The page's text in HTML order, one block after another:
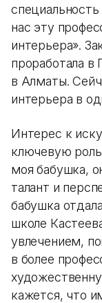
нас эту
интерьера».
проработала в
в Алматы.
интерьера в
Интерес к
ключевую
моя бабушка,
талант и
бабушка
школе
увлечением,
в более
кажется, что